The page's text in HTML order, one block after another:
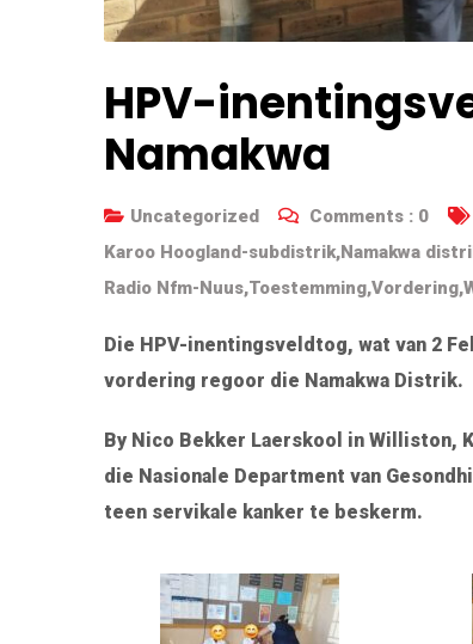
HPV-
Namakwa
Uncategorized Comments : 0
Karoo Hoogland-subdistrik,Namakwa
Radio Nfm-Nuus,Toestemming,Vordering,
Die HPV-inentingsveldtog, wat van 2
vordering regoor die Namakwa Distrik.
By Nico Bekker Laerskool in Williston,
die Nasionale Department van
teen servikale kanker te beskerm.